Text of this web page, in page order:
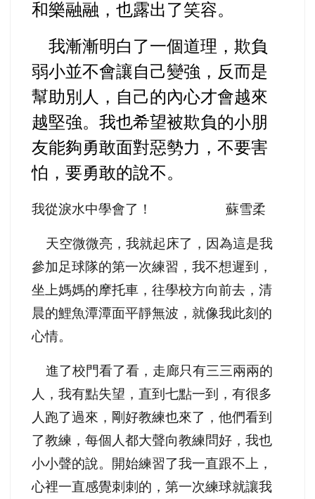
和樂融融，也露出了笑容。
我漸漸明白了一個道理，欺負
弱小並不會讓自己變強，反而是
幫助別人，自己的內心才會越來
越堅強。我也希望被欺負的小朋
友能夠勇敢面對惡勢力，不要害
怕，要勇敢的說不。
我從淚水中學會了！ 蘇雪柔
天空微微亮，我就起床了，因為這是我
參加足球隊的第一次練習，我不想遲到，
坐上媽媽的摩托車，往學校方向前去，清
晨的鯉魚潭潭面平靜無波，就像我此刻的
心情。
進了校門看了看，走廊只有三三兩兩的
人，我有點失望，直到七點一到，有很多
人跑了過來，剛好教練也來了，他們看到
了教練，每個人都大聲向教練問好，我也
小小聲的說。開始練習了我一直跟不上，
心裡一直感覺刺刺的，第一次練球就讓我